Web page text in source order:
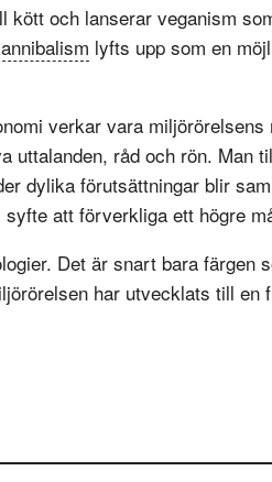
och lanserar veganism
lyfts upp som en
verkar vara
uttalanden, råd och rön. Man
dylika förutsättningar blir
att förverkliga ett högre
Det är snart bara färgen
har utvecklats till en